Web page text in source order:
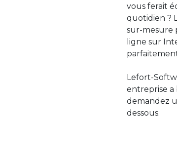
vous ferait
quotidien ?
sur-mesure
ligne sur
Lefort-
entreprise a
demandez
dessous.